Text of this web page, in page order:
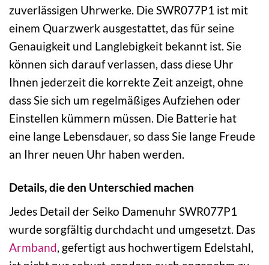
zuverlässigen Uhrwerke. Die SWR077P1 ist mit
einem Quarzwerk ausgestattet, das für seine
Genauigkeit und Langlebigkeit bekannt ist. Sie
können sich darauf verlassen, dass diese Uhr
Ihnen jederzeit die korrekte Zeit anzeigt, ohne
dass Sie sich um regelmäßiges Aufziehen oder
Einstellen kümmern müssen. Die Batterie hat
eine lange Lebensdauer, so dass Sie lange Freude
an Ihrer neuen Uhr haben werden.
Details, die den Unterschied machen
Jedes Detail der Seiko Damenuhr SWR077P1
wurde sorgfältig durchdacht und umgesetzt. Das
Armband, gefertigt aus hochwertigem Edelstahl,